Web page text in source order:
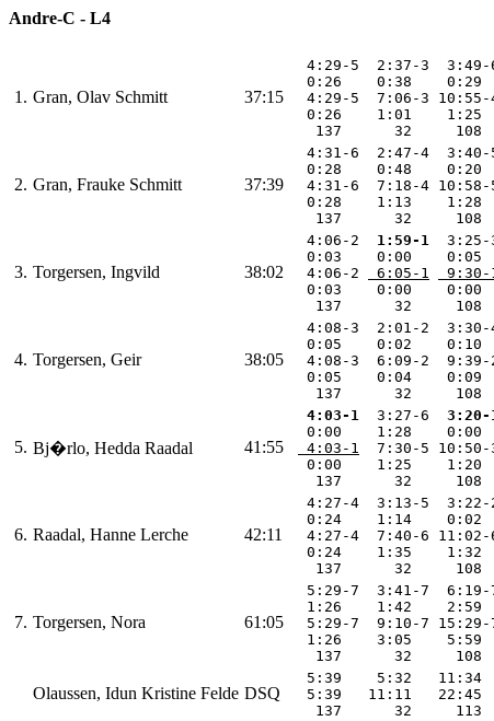
Andre-C - L4
1. Gran, Olav Schmitt 37:15
4:29-5  2:37-3
0:26    0:38
4:29-5  7:06-3
0:26    1:01
137      32
2. Gran, Frauke Schmitt 37:39
4:31-6  2:47-4
0:28    0:48
4:31-6  7:18-4
0:28    1:13
137      32
3. Torgersen, Ingvild 38:02
  4:06-2
1:59-1
3:25-
0:03    0:00
  4:06-2
6:05-1 9:30-
0:03    0:00
137      32
4. Torgersen, Geir 38:05
4:08-3  2:01-2
0:05    0:02
4:08-3  6:09-2
0:05    0:04
137      32
5. Bj�rlo, Hedda Raadal 41:55
4:03-1
  3:27-6
3:20-
0:00    1:28
4:03-1
7:30-5
0:00    1:25
137      32
6. Raadal, Hanne Lerche 42:11
4:27-4  3:13-5
0:24    1:14
4:27-4  7:40-6
0:24    1:35
137      32
7. Torgersen, Nora 61:05
5:29-7  3:41-7
1:26    1:42
5:29-7  9:10-7
1:26    3:05
137      32
Olaussen, Idun Kristine Felde DSQ
5:39    5:32
5:39   11:11
137      32